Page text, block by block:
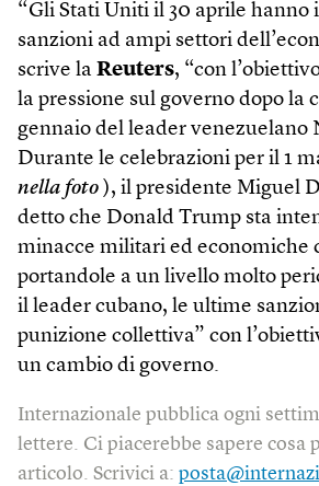
“Gli Stati Uniti il 30 aprile hanno
sanzioni ad ampi settori
scrive la Reuters, “con
la pressione sul governo dopo la
gennaio del leader venezuelano
Durante le celebrazioni per il 1
nella foto ), il presidente Miguel
detto che Donald Trump sta
minacce militari ed economiche
portandole a un livello molto
il leader cubano, le ultime
punizione collettiva” con
un cambio di governo.
Internazionale pubblica ogni
lettere. Ci piacerebbe sapere cosa
articolo. Scrivici a: